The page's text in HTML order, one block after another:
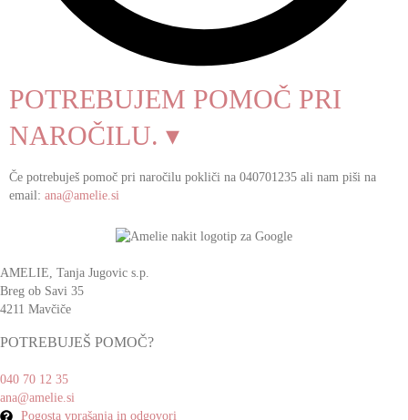
POTREBUJEM POMOČ PRI
NAROČILU. ▾
Če potrebuješ pomoč pri naročilu pokliči na 040701235 ali nam piši na
email: ana@amelie.si
AMELIE, Tanja Jugovic s.p.
Breg ob Savi 35
4211 Mavčiče
POTREBUJEŠ POMOČ?
040 70 12 35
ana@amelie.si
Pogosta vprašanja in odgovori